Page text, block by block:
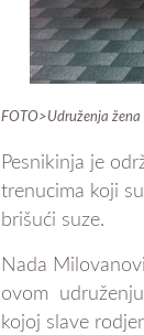
FOTO>Udruženja žena
Pesnikinja je
trenucima koji
brišući suze.
Nada
ovom
kojoj slave